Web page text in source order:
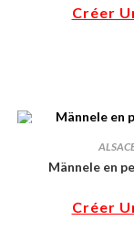
Créer
Männele en
Créer